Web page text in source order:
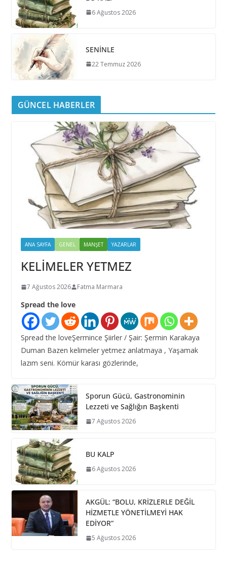
6 Ağustos 2026
SENİNLE
22 Temmuz 2026
GÜNCEL HABERLER
ANA SAYFA GENEL MANŞET YAZARLAR
KELİMELER YETMEZ
7 Ağustos 2026 Fatma Marmara
Spread the love
Spread the loveŞermince Şiirler / Şair: Şermin Karakaya
Duman Bazen kelimeler yetmez anlatmaya , Yaşamak
lazım seni. Kömür karası gözlerinde,
Sporun Gücü, Gastronominin
Lezzeti ve Sağlığın Başkenti
7 Ağustos 2026
BU KALP
6 Ağustos 2026
AKGÜL: “BOLU, KRİZLERLE DEĞİL
HİZMETLE YÖNETİLMEYİ HAK
EDİYOR”
5 Ağustos 2026